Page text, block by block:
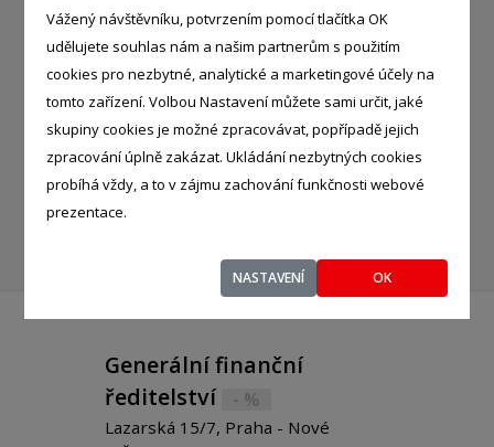
Vážený návštěvníku, potvrzením pomocí tlačítka OK
udělujete souhlas nám a našim partnerům s použitím
cookies pro nezbytné, analytické a marketingové účely na
tomto zařízení. Volbou Nastavení můžete sami určit, jaké
skupiny cookies je možné zpracovávat, popřípadě jejich
zpracování úplně zakázat. Ukládání nezbytných cookies
probíhá vždy, a to v zájmu zachování funkčnosti webové
prezentace.
NASTAVENÍ OK
ŽIVNOSTENSKÉ ÚŘADY
INSPEKCE
ÚŘEDNÍ ORGÁNY
KATASTRÁLNÍ ÚŘADY
OSTATNÍ ÚŘADY
Generální finanční
ředitelství
- %
Lazarská 15/7, Praha - Nové